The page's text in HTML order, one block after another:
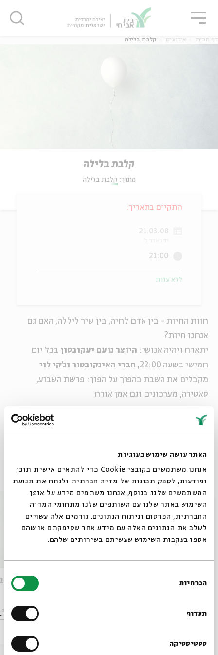
האתר עושה שימוש בעוגיות
אנחנו משתמשים בקובצי Cookie כדי להתאים אישית תוכן
ומודעות, לספק תכונות של מדיה חברתית ולנתח את תנועת
המשתמשים שלנו. בנוסף, אנחנו משתפים מידע על אופן
השימוש באתר שלנו עם השותפים שלנו מתחומי המדיה
החברתית, הפרסום וניתוח הנתונים. גורמים אלה עשויים
לשלב את הנתונים האלה עם מידע אחר שסיפקתם או שהם
אספו בעקבות השימוש שעשיתם בשירותים שלהם.
הסכמה
הכרחיות
תעדוף
סטטיסטיקה
דף הבית אירועים קלבת בלילה
קלבת בלילה
מתוך: קלבת בלילה
חוות החיות - בין אדם לחיה, בין שיר ליללה, האם גם
אנחנו חיות?
יתארח ויהיה אנושי: היוצר נועם יעקובסון בכל יום
חמישי בשעה 22:00,
חברי האינקובטור וג'קי לוי
מקבלים את השבת בהפוך על הפוך: פרשת השבוע,
סאטירה, מערכונים וגם אמן אורח
התקיים בתאריך:
21.03.08
21:00
ללא עלות
אירועים נוספים בסדרה
קלבת בלילה
מתוך:קלבת בלילה
קלבת
מתוך: קלבת
סגור
סגור